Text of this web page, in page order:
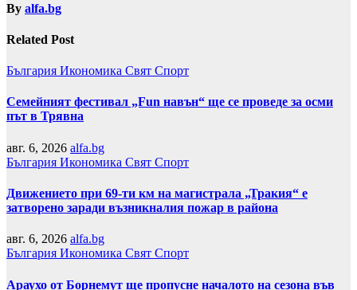
By alfa.bg
Related Post
България Икономика Свят Спорт
Семейният фестивал „Fun навън“ ще се проведе за осми
път в Трявна
авг. 6, 2026 alfa.bg
България Икономика Свят Спорт
Движението при 69-ти км на магистрала „Тракия“ е
затворено заради възникналия пожар в района
авг. 6, 2026 alfa.bg
България Икономика Свят Спорт
Араухо от Борнемут ще пропусне началото на сезона във